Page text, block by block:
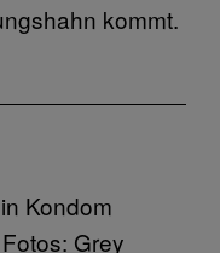
kommt.
Kondom
Grey